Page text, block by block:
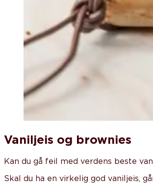
Vaniljeis og brownies
Kan du gå feil med verdens beste
Skal du ha en virkelig god vaniljeis,